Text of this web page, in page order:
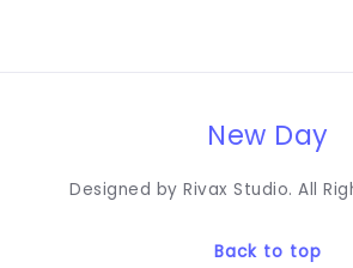
New Day
Designed by Rivax Studio. All
Back to top